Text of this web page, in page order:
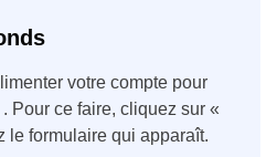
votre compte pour
Pour ce faire, cliquez sur «
le formulaire qui apparaît.